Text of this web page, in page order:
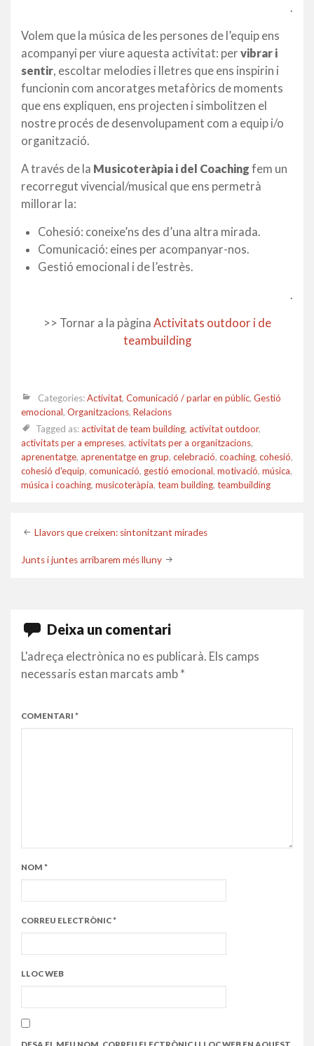
.
Volem que la música de les persones de l’equip ens
acompanyi per viure aquesta activitat: per vibrar i
sentir, escoltar melodies i lletres que ens inspirin i
funcionin com ancoratges metafòrics de moments
que ens expliquen, ens projecten i simbolitzen el
nostre procés de desenvolupament com a equip i/o
organització.
A través de la Musicoteràpia i del Coaching fem un
recorregut vivencial/musical que ens permetrà
millorar la:
Cohesió: coneixe’ns des d’una altra mirada.
Comunicació: eines per acompanyar-nos.
Gestió emocional i de l’estrès.
.
>> Tornar a la pàgina Activitats outdoor i de
teambuilding
Categories:Activitat, Comunicació / parlar en públic, Gestió
emocional, Organitzacions, Relacions
Tagged as:activitat de team building, activitat outdoor,
activitats per a empreses, activitats per a organitzacions,
aprenentatge, aprenentatge en grup, celebració, coaching, cohesió,
cohesió d'equip, comunicació, gestió emocional, motivació, música,
música i coaching, musicoteràpia, team building, teambuilding
Post
navigation
Llavors que creixen: sintonitzant mirades
Junts i juntes arribarem més lluny
Deixa un comentari
L'adreça electrònica no es publicarà. Els camps
necessaris estan marcats amb *
COMENTARI *
NOM *
CORREU ELECTRÒNIC*
LLOC WEB